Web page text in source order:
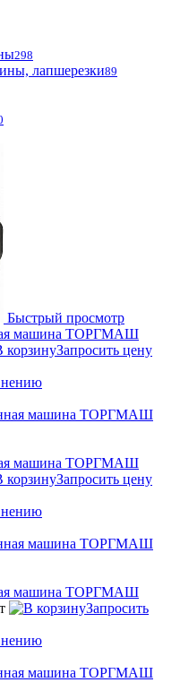
298
лапшерезки89
Быстрый просмотр
машина ТОРГМАШ
Запросить цену
машина ТОРГМАШ
Запросить цену
машина ТОРГМАШ
Запросить